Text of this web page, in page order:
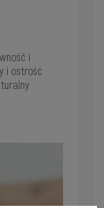
i
i ostrość